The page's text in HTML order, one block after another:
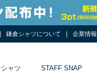
鎌倉シャツについて 企業情報
ャツ STAFF SNAP